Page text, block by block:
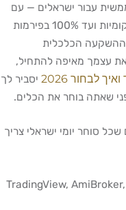
עבור ישראלים — עם
שיתוף רווחים של 50%-80% בפירמות המקומיות ועד 100% בפירמות
ההשקעה הכלכלית
עצמך מאיפה להתחיל,
לבחור 2026
יסביר לך
שאתה בוחר את הכלים.
סוחר יומי ישראלי צריך
— TradingView, AmiBroker,